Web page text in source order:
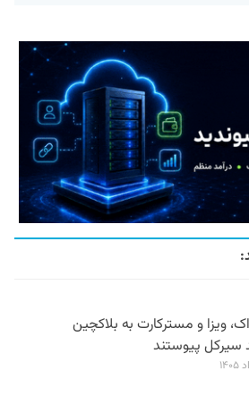
ویزا و مسترکارت به بلاکچین
سیرکل پیوستند